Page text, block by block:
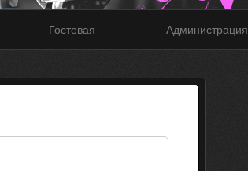
Гостевая Администрация